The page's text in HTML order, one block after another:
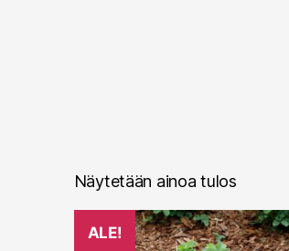
Näytetään ainoa tulos
ALE!